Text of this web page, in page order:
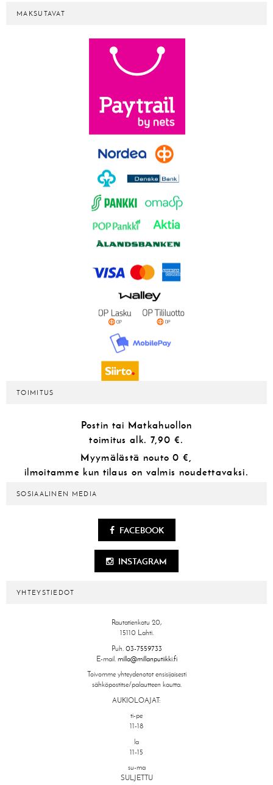
MAKSUTAVAT
TOIMITUS
Postin tai Matkahuollon
toimitus alk. 7,90 €.
Myymälästä nouto 0 €,
ilmoitamme kun tilaus on valmis noudettavaksi.
SOSIAALINEN MEDIA
FACEBOOK
INSTAGRAM
YHTEYSTIEDOT
Rautatienkatu 20,
15110 Lahti.
Puh. 03-7559733
E-mail. milla@millanputiikki.fi
Toivomme yhteydenotot ensisijaisesti
sähköpostitse/palautteen kautta.
AUKIOLOAJAT:
ti-pe
11-18
la
11-15
su-ma
SULJETTU